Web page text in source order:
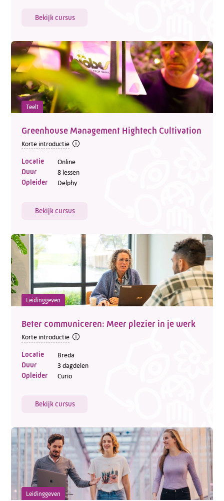
Bekijk cursus
Teelt
Greenhouse Management Hightech Cultivation
Korte introductie
Locatie Online
Duur 8 lessen
Opleider Delphy
Bekijk cursus
Leidinggeven
Beter communiceren: Meer plezier in je werk
Korte introductie
Locatie Breda
Duur 3 dagdelen
Opleider Curio
Bekijk cursus
Leidinggeven